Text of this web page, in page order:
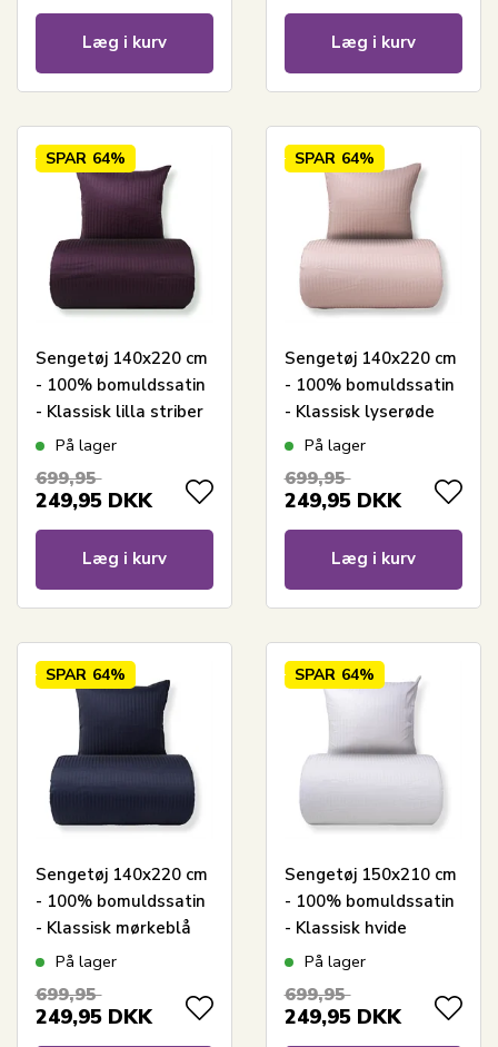
Læg i kurv Læg i kurv
SPAR 64%
Sengetøj 140x220 cm
- 100% bomuldssatin
- Klassisk lilla striber
På lager
699,95
249,95 DKK
Læg i kurv
SPAR 64%
Sengetøj 140x220 cm
- 100% bomuldssatin
- Klassisk lyserøde
striber
På lager
699,95
249,95 DKK
Læg i kurv
SPAR 64%
Sengetøj 140x220 cm
- 100% bomuldssatin
- Klassisk mørkeblå
striber
På lager
699,95
249,95 DKK
SPAR 64%
Sengetøj 150x210 cm
- 100% bomuldssatin
- Klassisk hvide
striber
På lager
699,95
249,95 DKK